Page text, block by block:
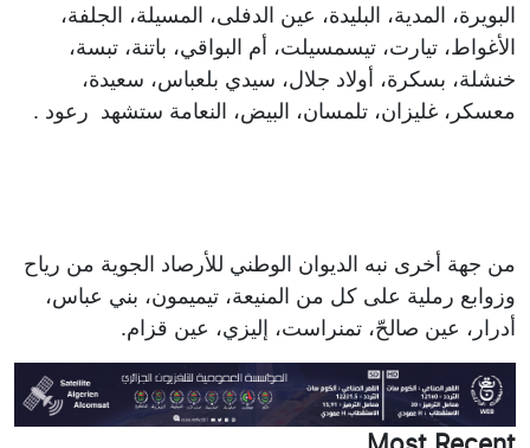
البويرة، المدية، البليدة، عين الدفلى، المسيلة، الجلفة،
الأغواط، تيارت، تيسمسيلت، أم البواقي، باتنة، تبسة،
خنشلة، بسكرة، أولاد جلال، سيدي بلعباس، سعيدة،
معسكر، غليزان، تلمسان، البيض، النعامة ستشهد رعود .
من جهة أخرى نبه الديوان الوطني للأرصاد الجوية من رياح
وزوابع رملية على كل من المنيعة، تيميمون، بني عباس،
أدرار، عين صالحّ، تمنراست، إليزي، عين قزام.